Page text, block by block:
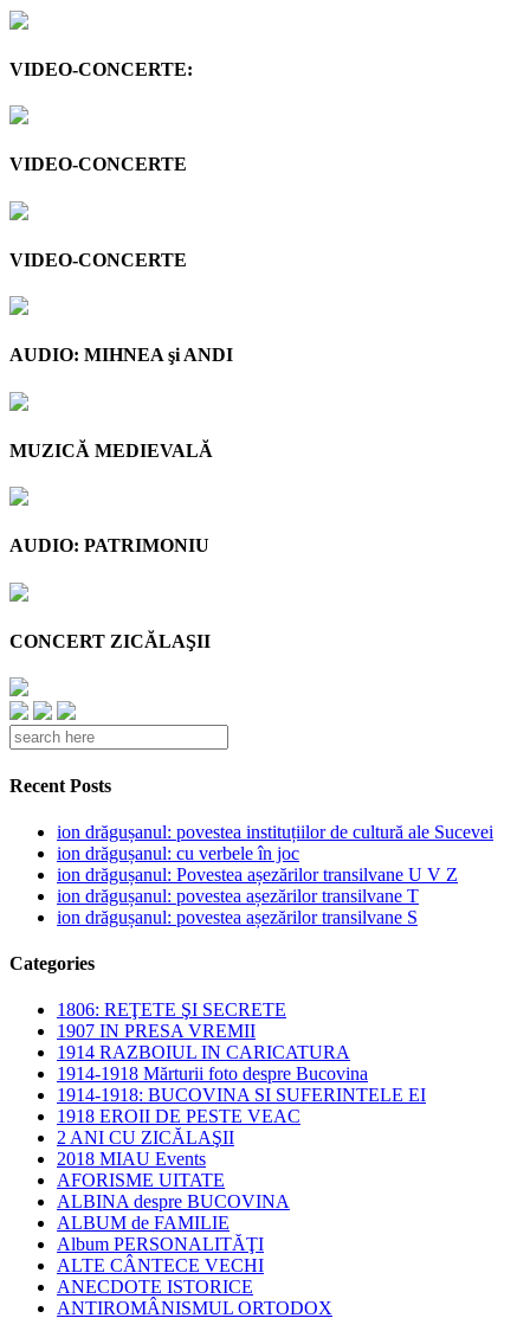
VIDEO-CONCERTE:
VIDEO-CONCERTE
VIDEO-CONCERTE
AUDIO: MIHNEA şi ANDI
MUZICĂ MEDIEVALĂ
AUDIO: PATRIMONIU
CONCERT ZICĂLAŞII
Recent Posts
ion drăgușanul: povestea instituțiilor de cultură ale Sucevei
ion drăgușanul: cu verbele în joc
ion drăgușanul: Povestea așezărilor transilvane U V Z
ion drăgușanul: povestea așezărilor transilvane T
ion drăgușanul: povestea așezărilor transilvane S
Categories
1806: REŢETE ŞI SECRETE
1907 IN PRESA VREMII
1914 RAZBOIUL IN CARICATURA
1914-1918 Mărturii foto despre Bucovina
1914-1918: BUCOVINA SI SUFERINTELE EI
1918 EROII DE PESTE VEAC
2 ANI CU ZICĂLAŞII
2018 MIAU Events
AFORISME UITATE
ALBINA despre BUCOVINA
ALBUM de FAMILIE
Album PERSONALITĂŢI
ALTE CÂNTECE VECHI
ANECDOTE ISTORICE
ANTIROMÂNISMUL ORTODOX